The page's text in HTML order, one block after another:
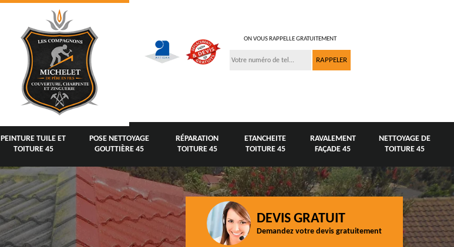
ON VOUS RAPPELLE GRATUITEMENT
PEINTURE TUILE ET
TOITURE 45
POSE NETTOYAGE
GOUTTIÈRE 45
RÉPARATION
TOITURE 45
ETANCHEITE
TOITURE 45
RAVALEMENT
FAÇADE 45
NETTOYAGE DE
TOITURE 45
DEVIS GRATUIT
Demandez votre devis gratuitement